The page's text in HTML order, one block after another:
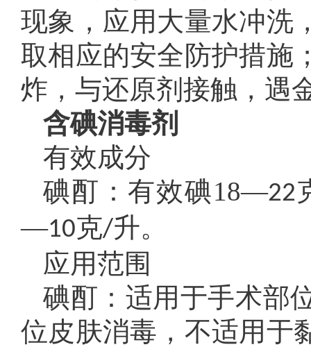
现象，应用大量水冲洗
取相应的安全防护措施
炸，与还原剂接触，遇
含碘消毒剂
有效成分
碘酊：有效碘18—22
—10克/升。
应用范围
碘酊：适用于手术部
位皮肤消毒，不适用于